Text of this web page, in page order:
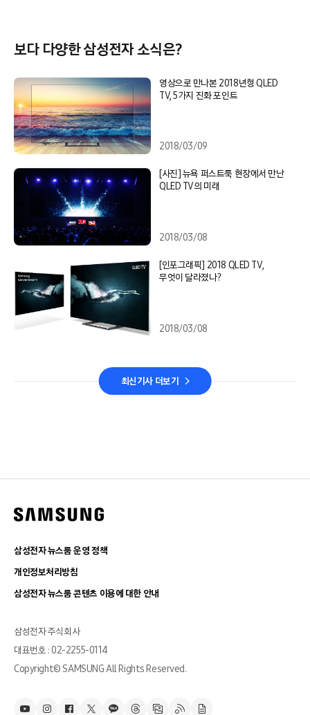
보다 다양한 삼성전자 소식은?
영상으로 만나본 2018년형 QLED
TV, 5가지 진화 포인트
2018/03/09
[사진] 뉴욕 퍼스트룩 현장에서 만난
QLED TV의 미래
2018/03/08
[인포그래픽] 2018 QLED TV,
무엇이 달라졌나?
2018/03/08
최신기사 더보기
삼성전자 뉴스룸 운영 정책
개인정보처리방침
삼성전자 뉴스룸 콘텐츠 이용에 대한 안내
삼성전자 주식회사
대표번호 : 02-2255-0114
Copyright© SAMSUNG All Rights Reserved.